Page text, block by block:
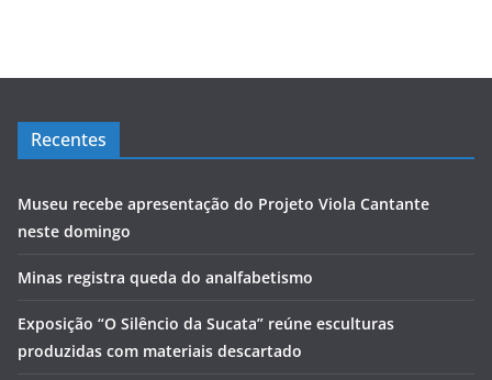
Recentes
Museu recebe apresentação do Projeto Viola Cantante
neste domingo
Minas registra queda do analfabetismo
Exposição “O Silêncio da Sucata” reúne esculturas
produzidas com materiais descartado